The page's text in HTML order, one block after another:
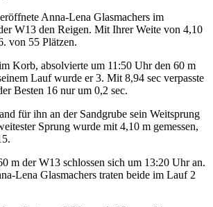
Anna-Lena Glasmachers im
W13 den Reigen. Mit Ihrer Weite von 4,10
von 55 Plätzen.
Korb, absolvierte um 11:50 Uhr den 60 m
Lauf wurde er 3. Mit 8,94 sec verpasste
Besten 16 nur um 0,2 sec.
für ihn an der Sandgrube sein Weitsprung
Sprung wurde mit 4,10 m gemessen,
m der W13 schlossen sich um 13:20 Uhr an.
Lena Glasmachers traten beide im Lauf 2